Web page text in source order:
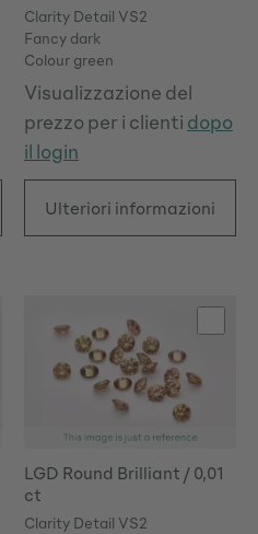
Clarity Detail VS2
Fancy dark
Colour green
Visualizzazione del
prezzo per i clienti dopo
il login
Ulteriori informazioni
LGD Round Brilliant / 0,01
ct
Clarity Detail VS2